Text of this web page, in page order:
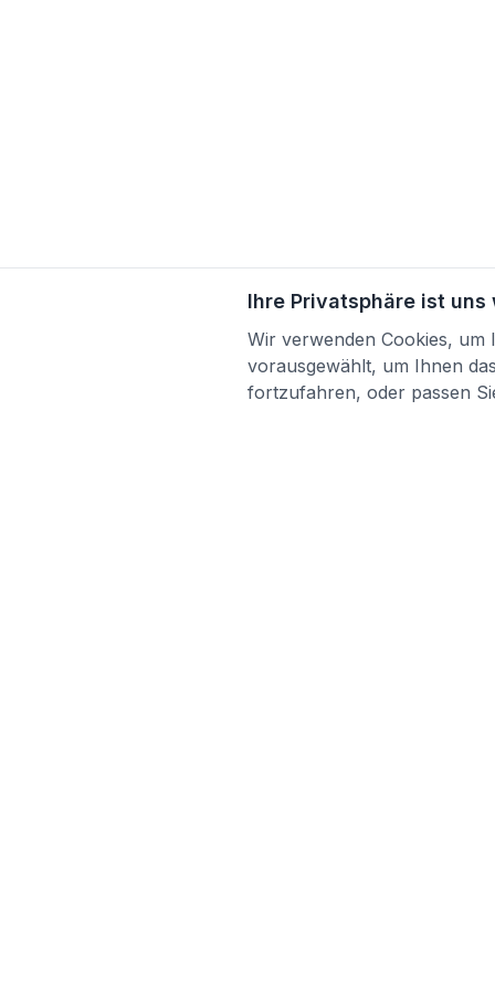
Ihre Privatsphäre ist uns
Wir verwenden Cookies,
vorausgewählt, um Ihnen
fortzufahren, oder passen